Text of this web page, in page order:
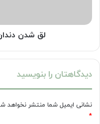
لق شدن
دیدگاهتان را بنویسید
نشانی ایمیل شما منتشر نخواهد
*